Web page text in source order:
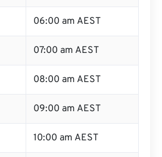
06:00 am AEST
07:00 am AEST
08:00 am AEST
09:00 am AEST
10:00 am AEST